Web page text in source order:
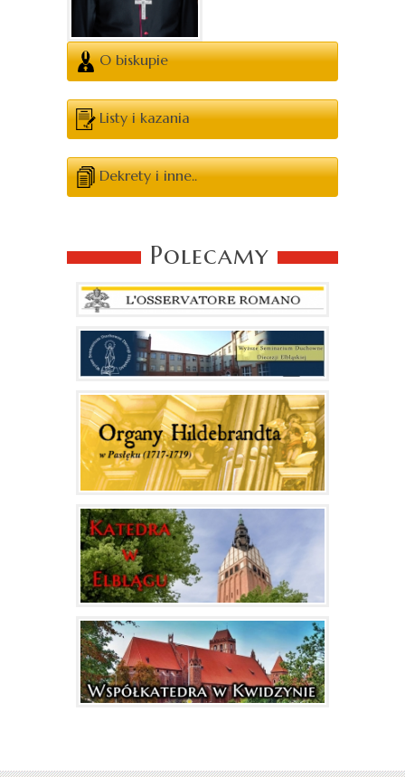
O biskupie
Listy i kazania
Dekrety i inne..
Polecamy